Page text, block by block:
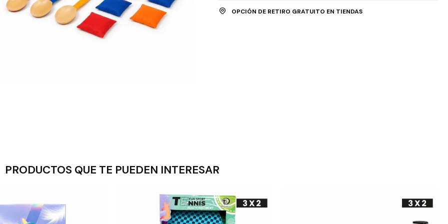
OPCIÓN DE RETIRO GRATUITO EN TIENDAS
PRODUCTOS QUE TE PUEDEN INTERESAR